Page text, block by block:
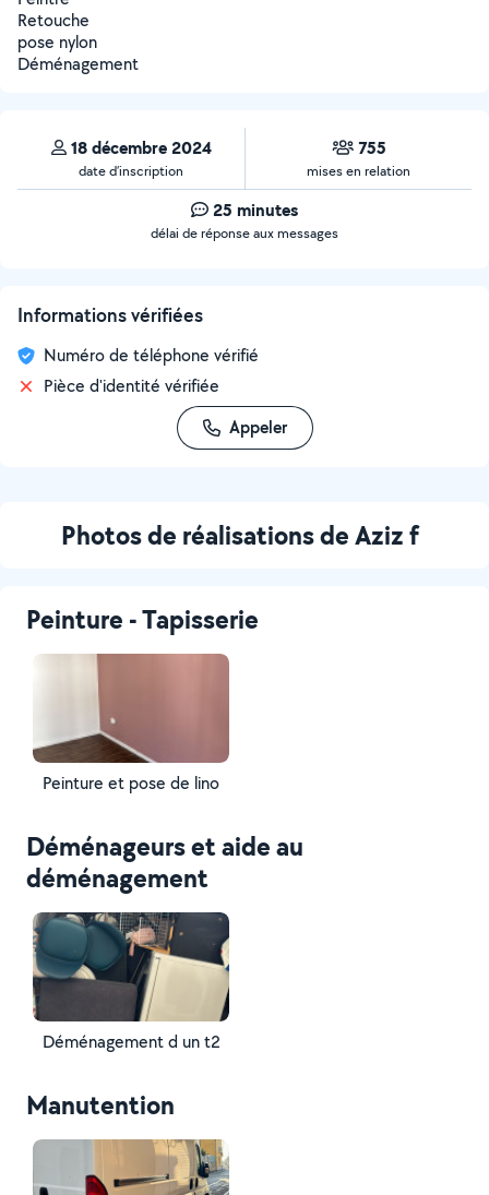
Retouche
pose nylon
Déménagement
18 décembre 2024
date d’inscription
755
mises en relation
25 minutes
délai de réponse aux messages
Informations vérifiées
Numéro de téléphone vérifié
Pièce d'identité vérifiée
Appeler
Photos de réalisations de Aziz f
Peinture - Tapisserie
Peinture et pose de lino
Déménageurs et aide au
déménagement
Déménagement d un t2
Manutention